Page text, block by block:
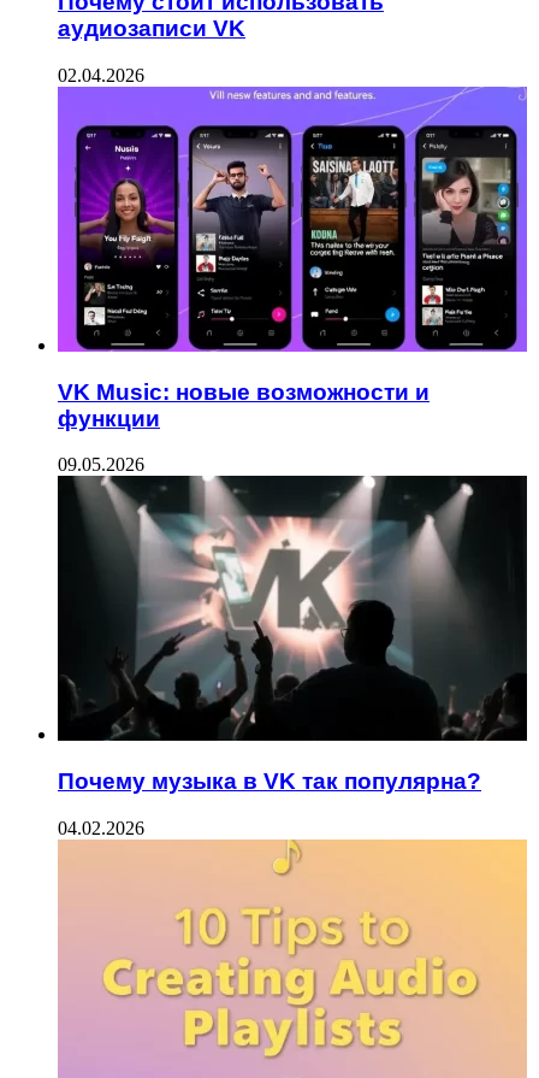
аудиозаписи VK
02.04.2026
VK Music: новые возможности и
функции
09.05.2026
Почему музыка в VK так популярна?
04.02.2026